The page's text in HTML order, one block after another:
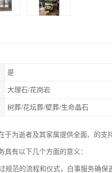
是
大理石/花岗岩
树葬/花坛葬/壁葬/生命晶石
于为逝者及其家属提供全面、的
具有以下几个方面的意义：
规范的流程和仪式，白事服务确保